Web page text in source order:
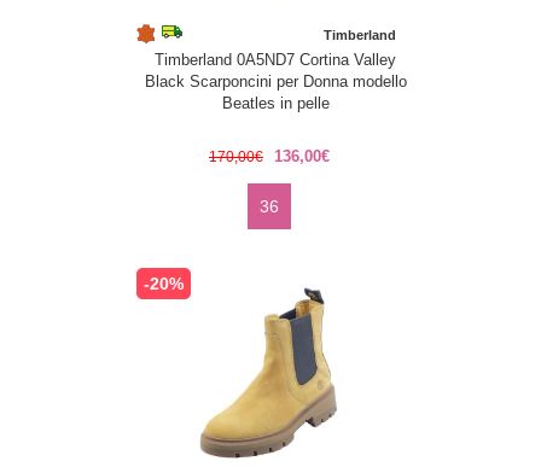
Timberland
Timberland 0A5ND7 Cortina Valley
Black Scarponcini per Donna modello
Beatles in pelle
170,00€ 136,00€
36
-20%